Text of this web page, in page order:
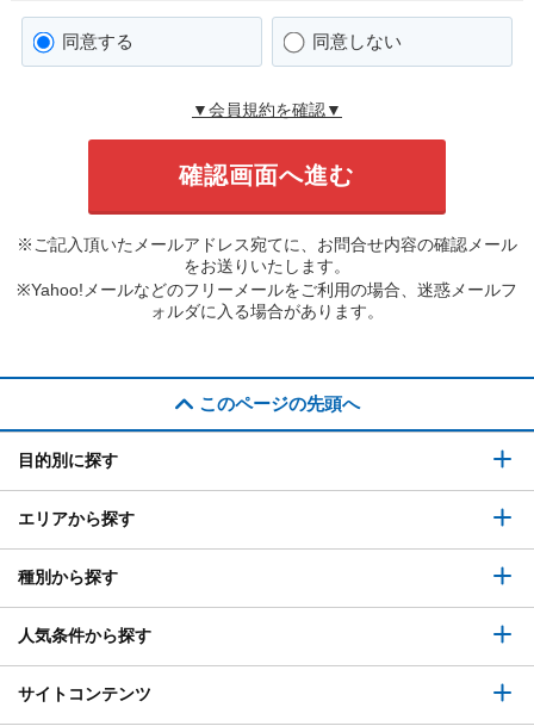
同意する 同意しない
▼会員規約を確認▼
※ご記入頂いたメールアドレス宛てに、お問合せ内容の確認メール
をお送りいたします。
※Yahoo!メールなどのフリーメールをご利用の場合、迷惑メールフ
ォルダに入る場合があります。
このページの先頭へ
目的別に探す
エリアから探す
種別から探す
人気条件から探す
サイトコンテンツ